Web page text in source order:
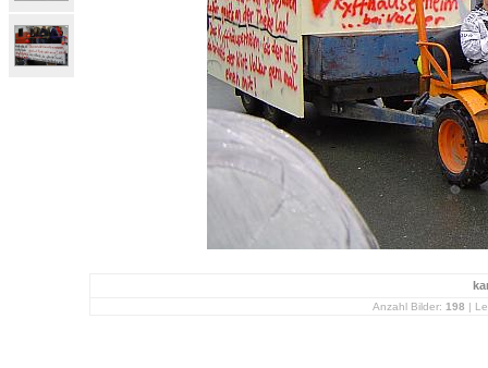
Anzahl Bilder: 198 |